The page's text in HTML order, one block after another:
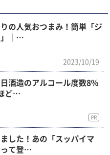
の人気おつまみ！簡単「ジ
」｜…
2023/10/19
酒造のアルコール度数8%
ど…
PR
した！あの「スッパイマ
って登…